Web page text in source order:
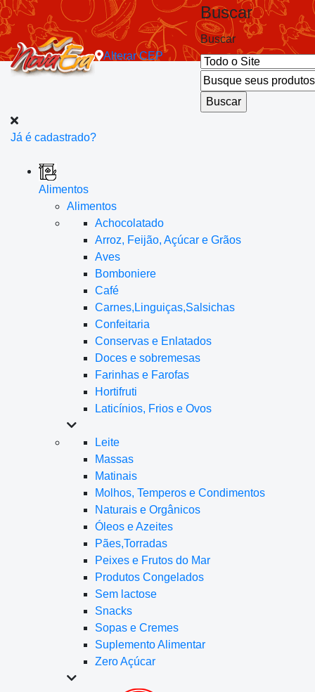
AlterarCEP
Buscar
Buscar
Já é cadastrado?
Alimentos
Alimentos
Achocolatado
Arroz, Feijão, Açúcar e Grãos
Aves
Bomboniere
Café
Carnes,Linguiças,Salsichas
Confeitaria
Conservas e Enlatados
Doces e sobremesas
Farinhas e Farofas
Hortifruti
Laticínios, Frios e Ovos
Leite
Massas
Matinais
Molhos, Temperos e Condimentos
Naturais e Orgânicos
Óleos e Azeites
Pães,Torradas
Peixes e Frutos do Mar
Produtos Congelados
Sem lactose
Snacks
Sopas e Cremes
Suplemento Alimentar
Zero Açúcar